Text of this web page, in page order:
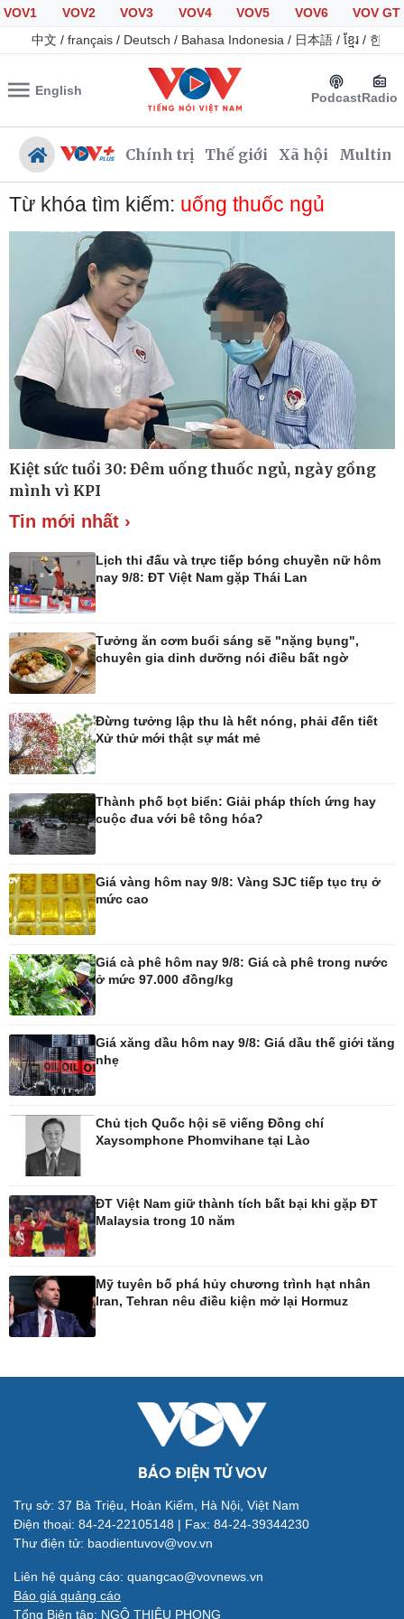
VOV1 VOV2 VOV3 VOV4 VOV5 VOV6
VOV GT
中文 / français / Deutsch / Bahasa Indonesia / 日本語 / ខ្មែរ / 한국
English PodcastRadio
Chính trị Thế giới Xã hội
Tổ chức nhân sự
Quốc hội
Nhận diện sự thật
Xã hội
Tin 24h
Giáo dục
Dự báo thời tiết
Dấu ấn VOV
Việc làm
Biển đảo
Thế giới
Quan sát
Cuộc sống đó đây
Multimedia
Infographic
Kinh tế
Bất động sản
Khởi nghiệp
Thị trường
Tỷ giá
Chứng khoán
Pháp luật
Vụ án
Tin nóng
Tư vấn luật
Bóng đá quốc tế
eSports
Hậu trường
Ô tô - Xe máy
Xe máy
Tư vấn
Doanh nghiệp 24h
Doanh nhân
Công nghệ
Sành điệu
Tin Công nghệ
Trải nghiệm
Chuyển đổi số
Dinh dưỡng - món ngon
Cây thuốc
Làm đẹp - giảm cân
Ăn sạch sống khỏe
Đời sống
Nhà đẹp
Blog
Văn hóa
Âm nhạc
Từ khóa tìm kiếm: uống thuốc ngủ
Kiệt sức tuổi 30: Đêm uống thuốc ngủ, ngày gồng
mình vì KPI
Tin mới nhất ›
Lịch thi đấu và trực tiếp bóng chuyền nữ hôm
nay 9/8: ĐT Việt Nam gặp Thái Lan
Tưởng ăn cơm buổi sáng sẽ "nặng bụng",
chuyên gia dinh dưỡng nói điều bất ngờ
Đừng tưởng lập thu là hết nóng, phải đến tiết
Xử thử mới thật sự mát mẻ
Thành phố bọt biển: Giải pháp thích ứng hay
cuộc đua với bê tông hóa?
Giá vàng hôm nay 9/8: Vàng SJC tiếp tục trụ ở
mức cao
Giá cà phê hôm nay 9/8: Giá cà phê trong nước
ở mức 97.000 đồng/kg
Giá xăng dầu hôm nay 9/8: Giá dầu thế giới tăng
nhẹ
Chủ tịch Quốc hội sẽ viếng Đồng chí
Xaysomphone Phomvihane tại Lào
ĐT Việt Nam giữ thành tích bất bại khi gặp ĐT
Malaysia trong 10 năm
Mỹ tuyên bố phá hủy chương trình hạt nhân
Iran, Tehran nêu điều kiện mở lại Hormuz
BÁO ĐIỆN TỬ VOV
Trụ sở: 37 Bà Triệu, Hoàn Kiếm, Hà Nội, Việt Nam
Điện thoại: 84-24-22105148 | Fax: 84-24-39344230
Thư điện tử: baodientuvov@vov.vn
Liên hệ quảng cáo: quangcao@vovnews.vn
Báo giá quảng cáo
Tổng Biên tập: NGÔ THIỆU PHONG